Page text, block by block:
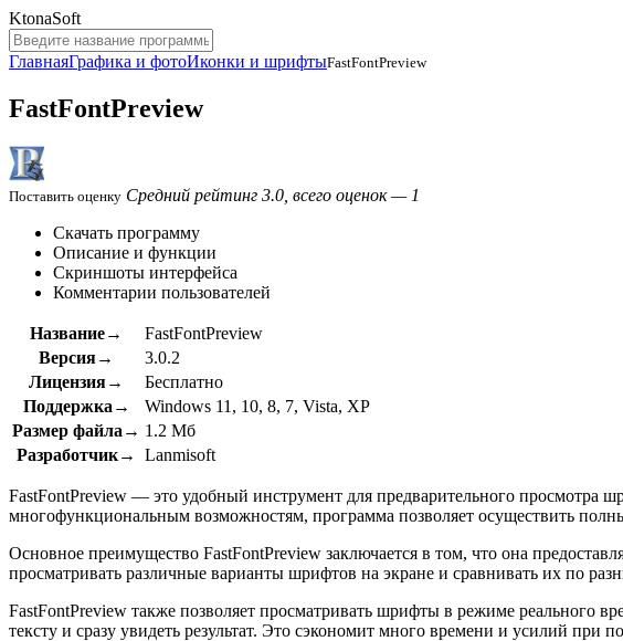
KtonaSoft
ГлавнаяГрафика и фотоИконки и шрифтыFastFontPreview
FastFontPreview
Поставить оценку Средний рейтинг 3.0, всего оценок — 1
Скачать программу
Описание и функции
Скриншоты интерфейса
Комментарии пользователей
Название→
FastFontPreview
Версия→
3.0.2
Лицензия→
Бесплатно
Поддержка→
Windows 11, 10, 8, 7, Vista, XP
Размер файла→ 1.2 Мб
Разработчик→
Lanmisoft
FastFontPreview — это удобный инструмент для предварительного просмотра
многофункциональным возможностям, программа позволяет осуществить
Основное преимущество FastFontPreview заключается в том, что она
просматривать различные варианты шрифтов на экране и сравнивать их по
FastFontPreview также позволяет просматривать шрифты в режиме
тексту и сразу увидеть результат. Это сэкономит много времени и усилий при